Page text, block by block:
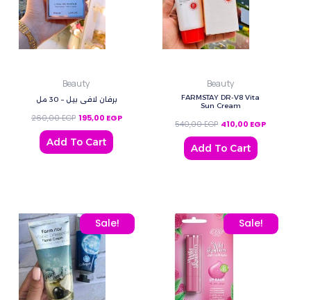
Beauty
برفان لافي بيل – 30 مل
260,00EGP 195,00 EGP
Add To Cart
Beauty
FARMSTAY DR-V8 Vita
Sun Cream
540,00EGP 410,00 EGP
Add To Cart
Sale!
Original price was: 180,00 EGP.
Current price is: 130,00 EGP. Sale!
Original price was:
Current price